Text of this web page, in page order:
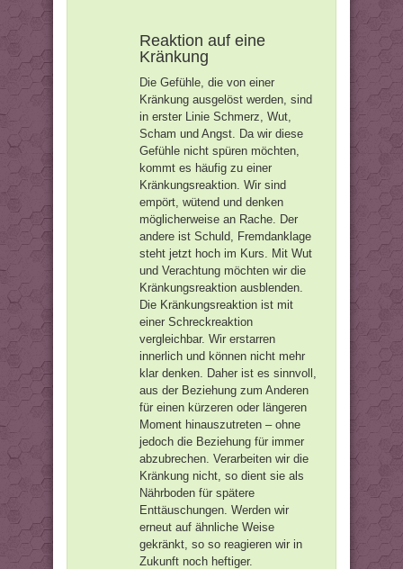
Reaktion auf eine
Kränkung
Die Gefühle, die von einer
Kränkung ausgelöst werden, sind
in erster Linie Schmerz, Wut,
Scham und Angst. Da wir diese
Gefühle nicht spüren möchten,
kommt es häufig zu einer
Kränkungsreaktion. Wir sind
empört, wütend und denken
möglicherweise an Rache. Der
andere ist Schuld, Fremdanklage
steht jetzt hoch im Kurs. Mit Wut
und Verachtung möchten wir die
Kränkungsreaktion ausblenden.
Die Kränkungsreaktion ist mit
einer Schreckreaktion
vergleichbar. Wir erstarren
innerlich und können nicht mehr
klar denken. Daher ist es sinnvoll,
aus der Beziehung zum Anderen
für einen kürzeren oder längeren
Moment hinauszutreten – ohne
jedoch die Beziehung für immer
abzubrechen. Verarbeiten wir die
Kränkung nicht, so dient sie als
Nährboden für spätere
Enttäuschungen. Werden wir
erneut auf ähnliche Weise
gekränkt, so so reagieren wir in
Zukunft noch heftiger.